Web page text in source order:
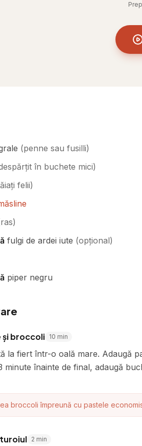
Prep
(penne sau fusilli)
în buchete mici)
felii)
ras)
fulgi de ardei iute (opțional)
piper negru
și broccoli 10 min
la fiert într-o oală mare. Adaugă
minute înainte de final, adaugă
broccoli împreună cu pastele
2 min